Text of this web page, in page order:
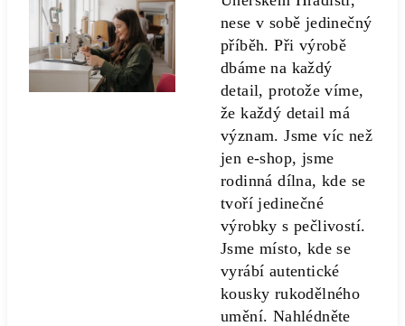
nese v sobě jedinečný
příběh. Při výrobě
dbáme na každý
detail, protože víme,
že každý detail má
význam. Jsme víc než
jen e-shop, jsme
rodinná dílna, kde se
tvoří jedinečné
výrobky s pečlivostí.
Jsme místo, kde se
vyrábí autentické
kousky rukodělného
umění. Nahlédněte